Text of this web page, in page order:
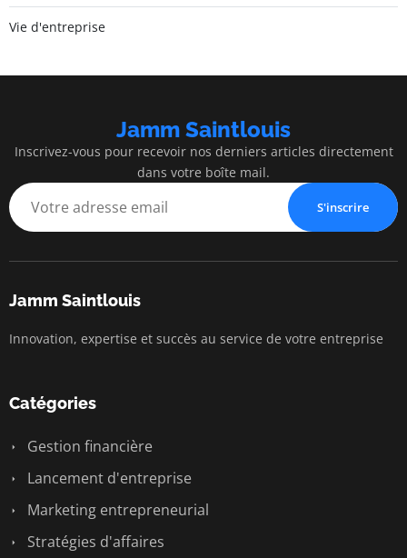
Vie d'entreprise
Jamm Saintlouis
Inscrivez-vous pour recevoir nos derniers articles directement
dans votre boîte mail.
S'inscrire
Jamm Saintlouis
Innovation, expertise et succès au service de votre entreprise
Catégories
Gestion financière
Lancement d'entreprise
Marketing entrepreneurial
Stratégies d'affaires